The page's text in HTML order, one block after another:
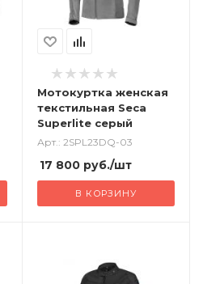
Мотокуртка женская
текстильная Seca
Superlite серый
Арт.: 2SPL23DQ-03
17 800руб./шт
В КОРЗИНУ